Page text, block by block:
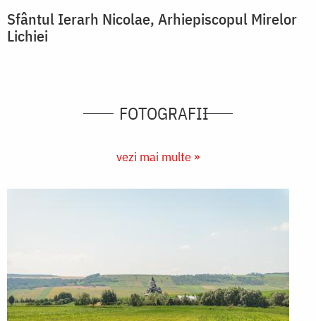
Sfântul Ierarh Nicolae, Arhiepiscopul Mirelor
Lichiei
FOTOGRAFII
vezi mai multe »